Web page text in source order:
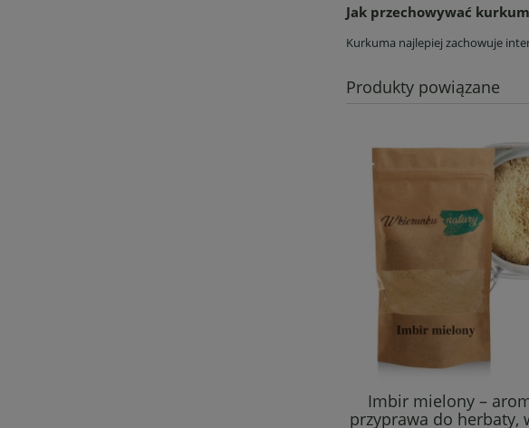
Produkty powiązane
Imbir mielony –
przyprawa do herbaty,
Jak przechowywać
Kurkuma najlepiej zachowuje